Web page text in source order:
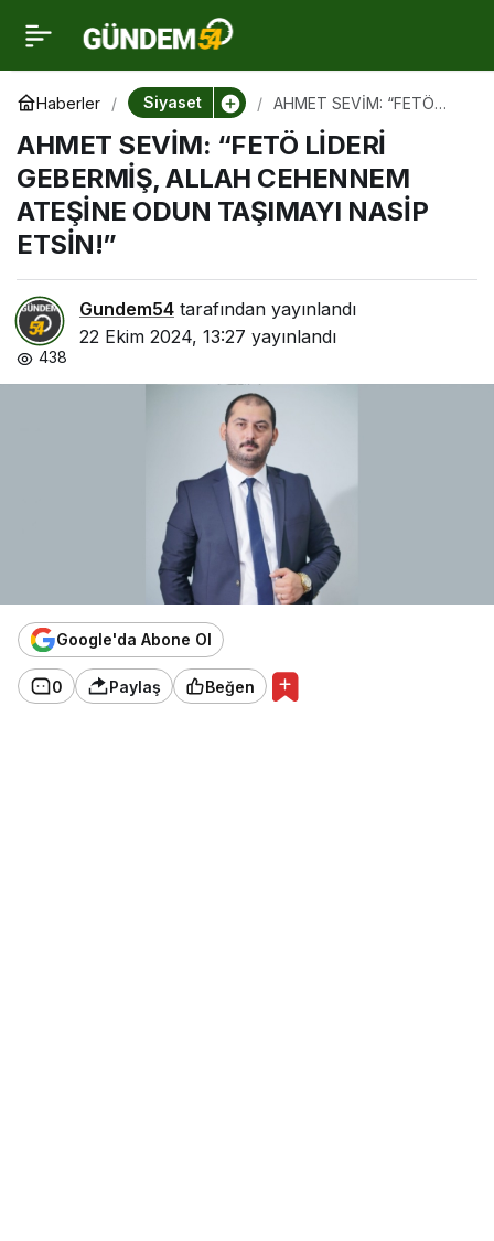
Haberler Siyaset
AHMET SEVİM: “FETÖ
CEHENNEM ATEŞİNE
ODUN TAŞIMAYI NASİP
ETSİN!”
AHMET SEVİM: “FETÖ LİDERİ
GEBERMİŞ, ALLAH CEHENNEM
ATEŞİNE ODUN TAŞIMAYI NASİP
ETSİN!”
Gundem54 tarafından yayınlandı
22 Ekim 2024, 13:27 yayınlandı
438
Google'da Abone Ol
0 Paylaş Beğen
AHMET SEVİM: “FETÖ
LİDERİ GEBERMİŞ, ALLAH
CEHENNEM ATEŞİNE
ODUN TAŞIMAYI NASİP